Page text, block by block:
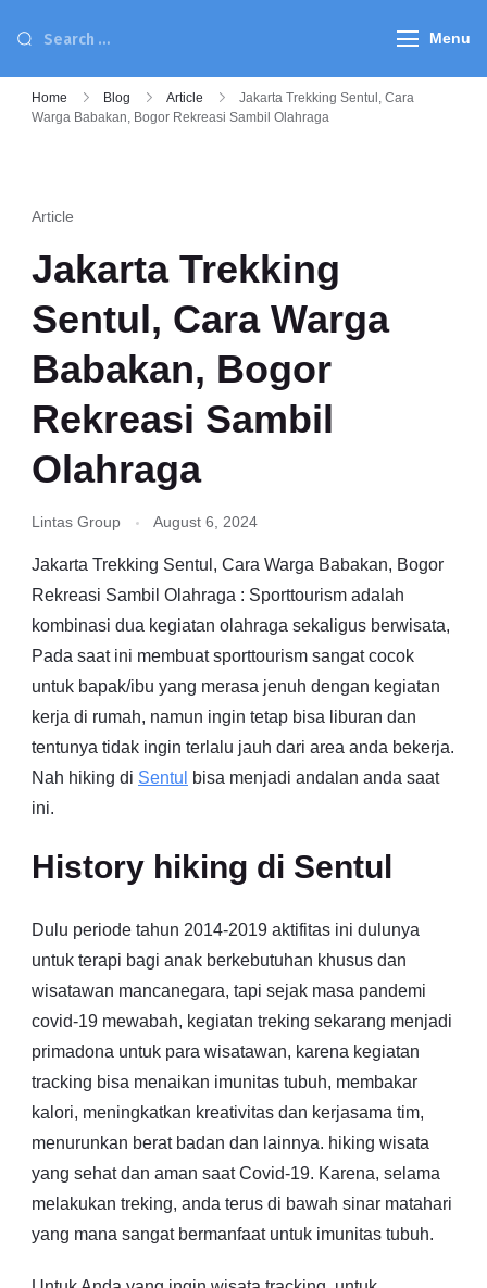
Menu
Home Blog Article
Jakarta Trekking Sentul, Cara
Warga Babakan, Bogor Rekreasi Sambil Olahraga
Article
Jakarta Trekking
Sentul, Cara Warga
Babakan, Bogor
Rekreasi Sambil
Olahraga
Lintas Group August 6, 2024
Jakarta Trekking Sentul, Cara Warga Babakan, Bogor
Rekreasi Sambil Olahraga : Sporttourism adalah
kombinasi dua kegiatan olahraga sekaligus berwisata,
Pada saat ini membuat sporttourism sangat cocok
untuk bapak/ibu yang merasa jenuh dengan kegiatan
kerja di rumah, namun ingin tetap bisa liburan dan
tentunya tidak ingin terlalu jauh dari area anda bekerja.
Nah hiking di Sentul
bisa menjadi andalan anda saat
ini.
History hiking di Sentul
Dulu periode tahun 2014-2019 aktifitas ini dulunya
untuk terapi bagi anak berkebutuhan khusus dan
wisatawan mancanegara, tapi sejak masa pandemi
covid-19 mewabah, kegiatan treking sekarang menjadi
primadona untuk para wisatawan, karena kegiatan
tracking bisa menaikan imunitas tubuh, membakar
kalori, meningkatkan kreativitas dan kerjasama tim,
menurunkan berat badan dan lainnya. hiking wisata
yang sehat dan aman saat Covid-19. Karena, selama
melakukan treking, anda terus di bawah sinar matahari
yang mana sangat bermanfaat untuk imunitas tubuh.